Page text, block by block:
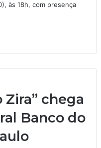
às 18h, com presença
Zira” chega
Banco do